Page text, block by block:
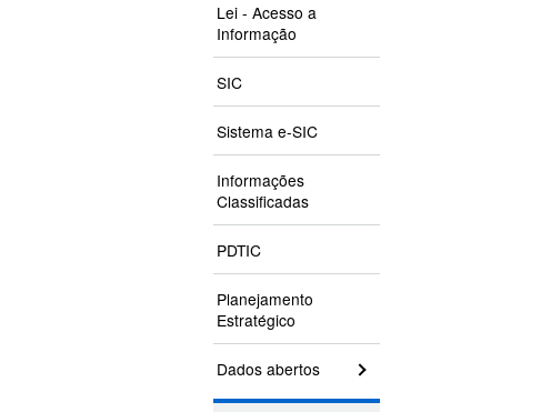
Lei - Acesso a
Informação
SIC
Sistema e-SIC
Informações
Classificadas
PDTIC
Planejamento
Estratégico
Dados abertos